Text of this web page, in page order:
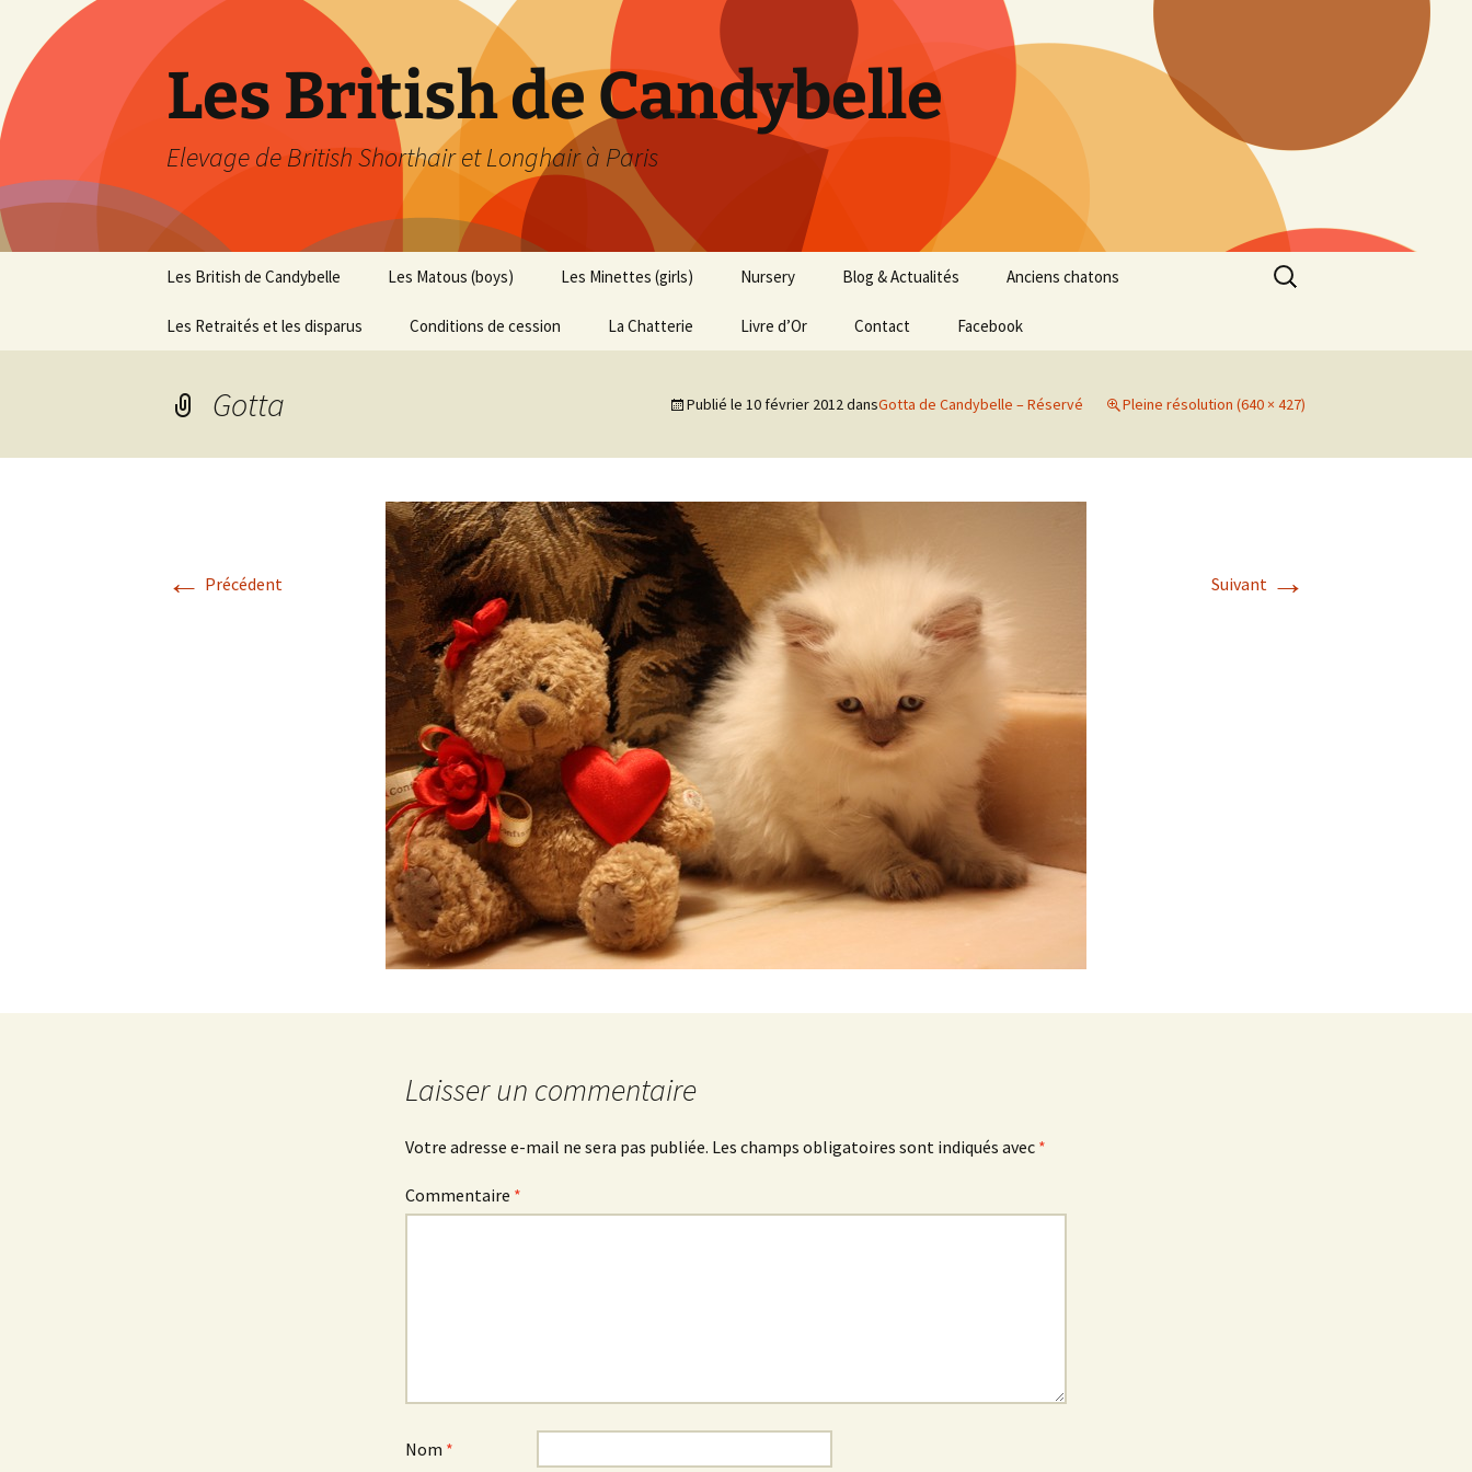
Les British de Candybelle
Elevage de British Shorthair et Longhair à Paris
contenu
Les British de Candybelle Les Matous (boys) Les Minettes (girls) Nursery Blog & Actualités Anciens chatons
Les Retraités et les disparus Conditions de cession La Chatterie Livre d’Or Contact Facebook
Rechercher :
Gotta Publié le 10 février 2012dansGotta de Candybelle – Réservé Pleine résolution (640 × 427)
← Précédent Suivant →
Laisser un commentaire
Votre adresse e-mail ne sera pas publiée. Les champs obligatoires sont indiqués avec *
Commentaire *
Nom *